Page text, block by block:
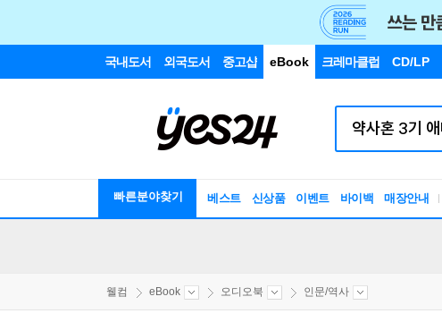
국내도서 외국도서 중고샵 eBook 크레마클럽 CD/LP
빠른분야찾기 베스트 신상품 이벤트 바이백 매장안내
웰컴 eBook 오디오북 인문/역사